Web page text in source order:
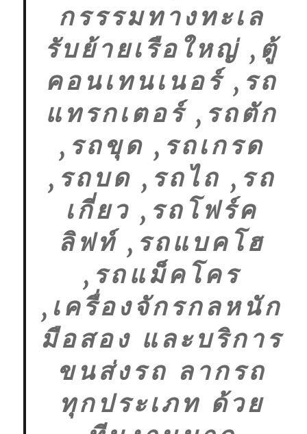
กรรรมทางทะเล
รับย้ายเรือใหญ่ ,ตู้
คอนเทนเนอร์ ,รถ
แทรกเตอร์ ,รถตัก
,รถขุด ,รถเกรด
,รถบด ,รถไถ ,รถ
เกี่ยว ,รถโฟร์ค
ลิฟท์ ,รถแบคโฮ
,รถแม็คโคร
,เครื่องจักรกลหนัก
มือสอง และบริการ
ขนส่งรถ ลากรถ
ทุกประเภท ด้วย